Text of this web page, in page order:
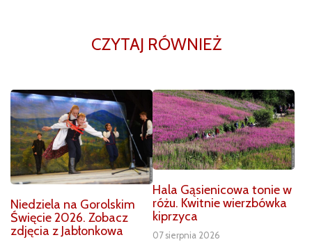
CZYTAJ RÓWNIEŻ
Niedziela na Gorolskim
Święcie 2026. Zobacz
zdjęcia z Jabłonkowa
Hala Gąsienicowa tonie w
różu. Kwitnie wierzbówka
kiprzyca
07 sierpnia 2026